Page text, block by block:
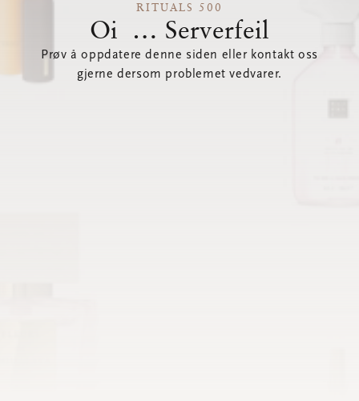
RITUALS 500
Oi … Serverfeil
Prøv å oppdatere denne siden eller kontakt oss
gjerne dersom problemet vedvarer.